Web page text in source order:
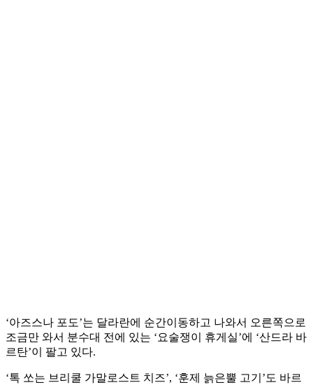
‘아즈스나 포도’는 달라란에 순간이동하고 나와서 오른쪽으로
조금만 와서 분수대 전에 있는 ‘요술쟁이 휴게실’에 ‘산드라 바
르탄’이 팔고 있다.
‘톡 쏘는 브리쿨 가말로스트 치즈’, ‘훈제 늙은뿔 고기’도 바르